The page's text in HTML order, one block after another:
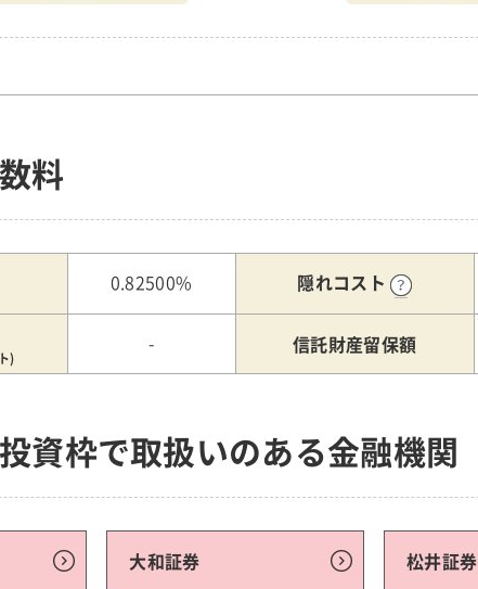
料
0.82500% 隠れコスト
)
- 信託財産留保額
資枠で取扱いのある金融機関
大和証券 松井証券